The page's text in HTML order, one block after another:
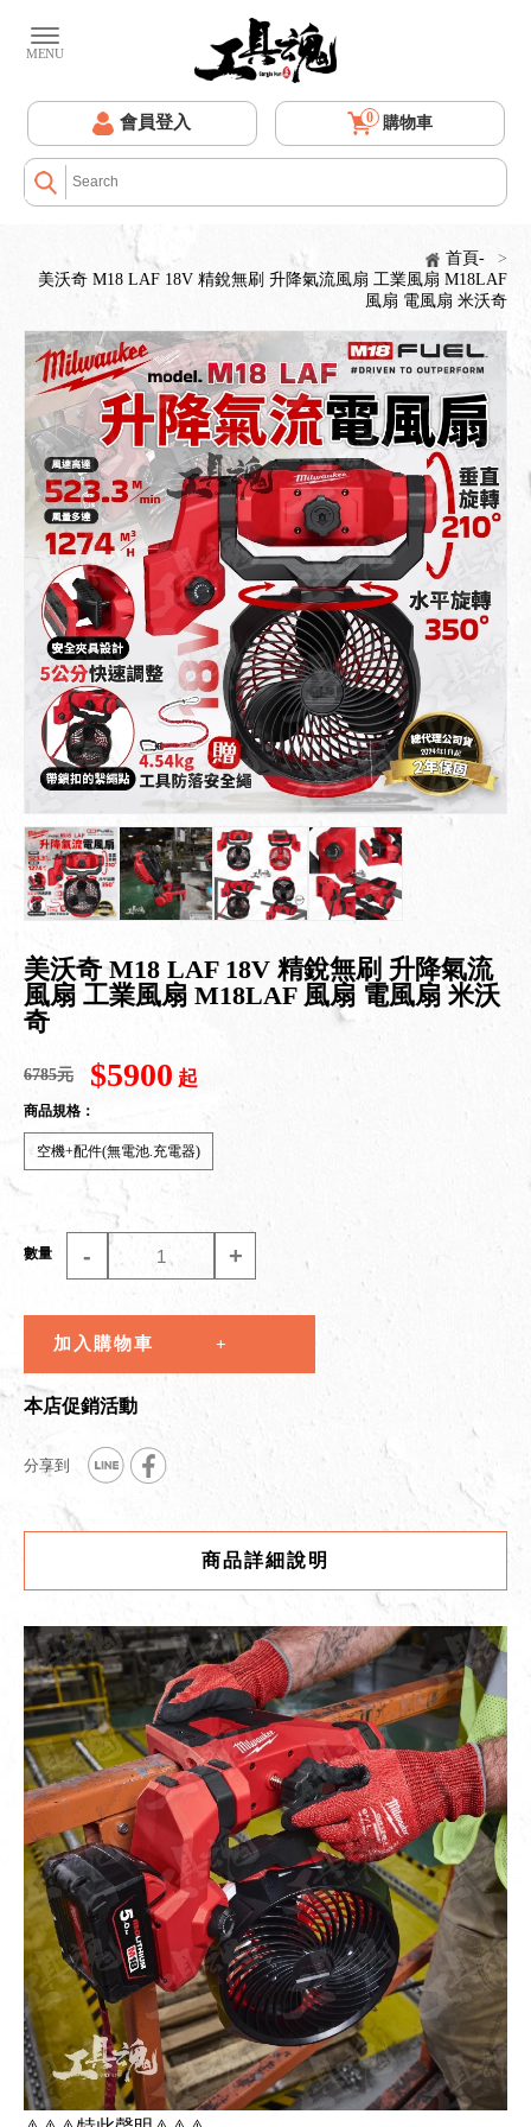
會員登入 0 購物車
首頁-
>
美沃奇 M18 LAF 18V 精銳無刷 升降氣流風扇 工業風扇 M18LAF
風扇 電風扇 米沃奇
美沃奇 M18 LAF 18V 精銳無刷 升降氣流
風扇 工業風扇 M18LAF 風扇 電風扇 米沃
奇
6785元 $5900 起
商品規格：
空機+配件(無電池.充電器)
數量 - +
加入購物車
本店促銷活動
商品詳細說明